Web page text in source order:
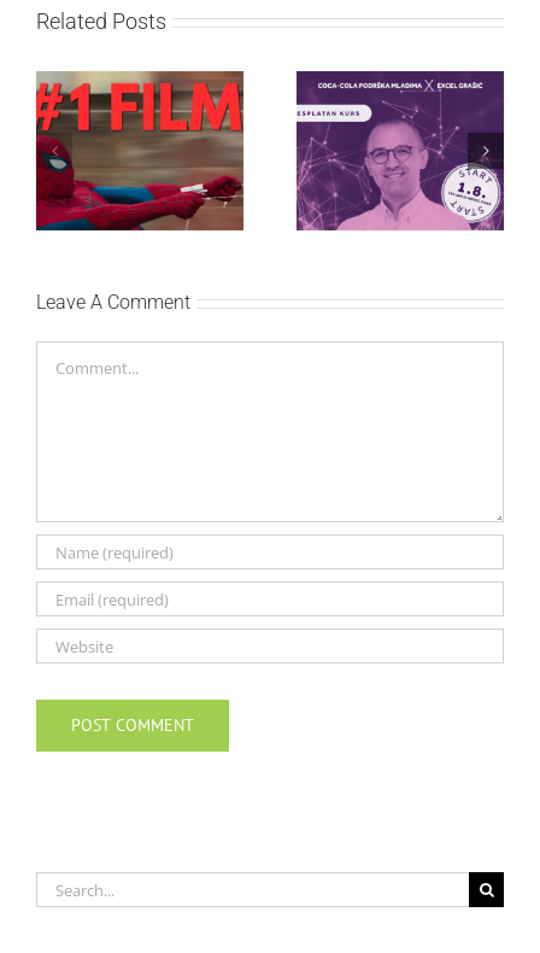
Related Posts
Najuspešnije otvaranje
studijskog filma u Srbiji:
Spajdermen: Novi dan
oborio rekord već prvog
vikenda
Priključi se besplatnoj
regionalnoj AI edukaciji
i nauči kako da
veštačku inteligenciju
primeniš u praksi
Leave A Comment
Search
for: